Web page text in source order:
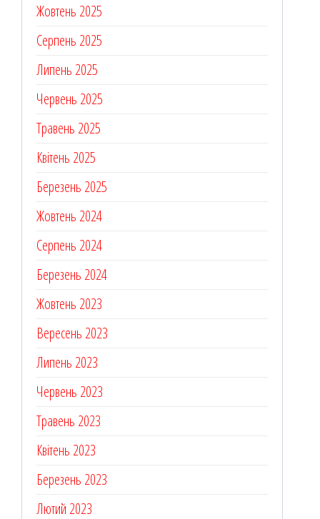
Жовтень 2025
Серпень 2025
Липень 2025
Червень 2025
Травень 2025
Квітень 2025
Березень 2025
Жовтень 2024
Серпень 2024
Березень 2024
Жовтень 2023
Вересень 2023
Липень 2023
Червень 2023
Травень 2023
Квітень 2023
Березень 2023
Лютий 2023